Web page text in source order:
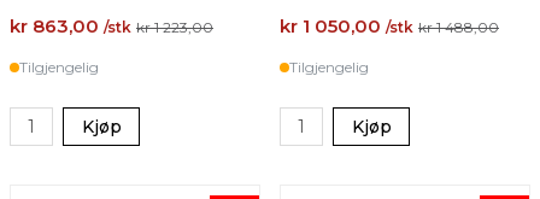
kr 863,00 /stk kr 1 223,00
Tilgjengelig
Kjøp
kr 1 050,00 /stk kr 1 488,00
Tilgjengelig
Kjøp